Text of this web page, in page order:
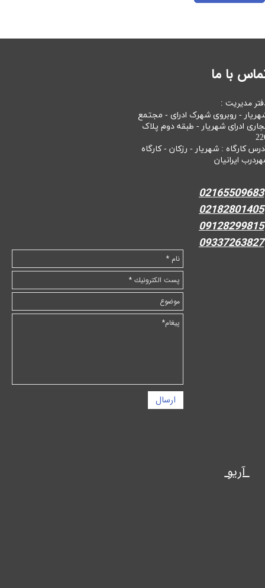
ارسال
با ما
مدیریت :
- روبروی شهرک ادرای - مجتمع
ادرای شهریار - طبقه دوم پلاک
کارگاه : شهریار - رزکان - کارگاه
ایرانیان
02165509683
02182801405
09128299815
09337263827
آریو